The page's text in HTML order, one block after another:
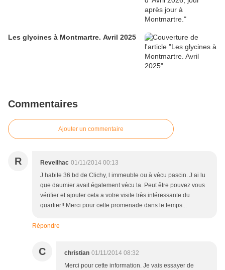
Les glycines à Montmartre. Avril 2025
Commentaires
Ajouter un commentaire
R Reveilhac 01/11/2014 00:13
J habite 36 bd de Clichy, l immeuble ou à vécu pascin. J ai lu
que daumier avait également vécu la. Peut être pouvez vous
vérifier et ajouter cela a votre visite très intéressante du
quartier!! Merci pour cette promenade dans le temps...
Répondre
C christian 01/11/2014 08:32
Merci pour cette information. Je vais essayer de